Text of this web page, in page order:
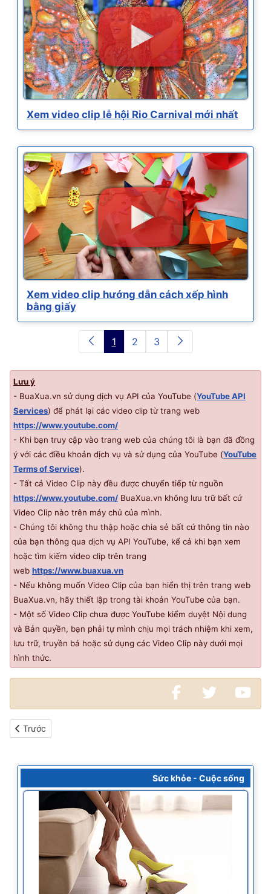
Xem video clip lễ hội Rio Carnival mới nhất
Xem video clip hướng dẫn cách xếp hình
bằng giấy
1 2 3
Lưu ý
- BuaXua.vn sử dụng dịch vụ API của YouTube (YouTube API
Services) để phát lại các video clip từ trang web
https://www.youtube.com/
- Khi bạn truy cập vào trang web của chúng tôi là bạn đã đồng
ý với các điều khoản dịch vụ và sử dụng của YouTube (YouTube
Terms of Service).
- Tất cả Video Clip này đều được chuyển tiếp từ nguồn
https://www.youtube.com/ BuaXua.vn không lưu trữ bất cứ
Video Clip nào trên máy chủ của mình.
- Chúng tôi không thu thập hoặc chia sẻ bất cứ thông tin nào
của bạn thông qua dịch vụ API YouTube, kể cả khi bạn xem
hoặc tìm kiếm video clip trên trang
web https://www.buaxua.vn
- Nếu không muốn Video Clip của bạn hiển thị trên trang web
BuaXua.vn, hãy thiết lập trong tài khoản YouTube của bạn.
- Một số Video Clip chưa được YouTube kiểm duyệt Nội dung
và Bản quyền, bạn phải tự mình chịu mọi trách nhiệm khi xem,
lưu trữ, truyền bá hoặc sử dụng các Video Clip này dưới mọi
hình thức.
Bài viết trước: Xem video clip tin tức 60 giây mỗi ngày
Trước
Sức khỏe - Cuộc sống